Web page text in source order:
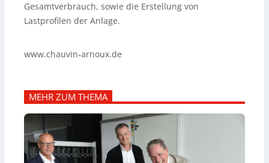
Gesamtverbrauch, sowie die Erstellung von
Lastprofilen der Anlage.
www.chauvin-arnoux.de
MEHR ZUM THEMA